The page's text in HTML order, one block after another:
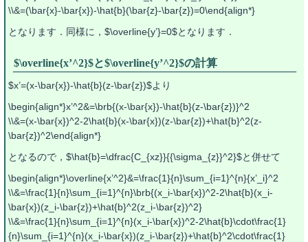
\\&=(\bar{x}-\bar{x})-\hat{b}(\bar{z}-\bar{z})=0\end{align*}
となります．同様に，$\overline{y’}=0$となります．
$\overline{x’^2}$と$\overline{y’^2}$の計算
$x’=(x-\bar{x})-\hat{b}(z-\bar{z})$より
\begin{align*}x’^2&=\brb{(x-\bar{x})-\hat{b}(z-\bar{z})}^2
\\&=(x-\bar{x})^2-2\hat{b}(x-\bar{x})(z-\bar{z})+\hat{b}^2(z-
\bar{z})^2\end{align*}
となるので，$\hat{b}=\dfrac{C_{xz}}{{\sigma_{z}}^2}$と併せて
\begin{align*}\overline{x’^2}&=\frac{1}{n}\sum_{i=1}^{n}{x’_i}^2
\\&=\frac{1}{n}\sum_{i=1}^{n}\brb{(x_i-\bar{x})^2-2\hat{b}(x_i-
\bar{x})(z_i-\bar{z})+\hat{b}^2(z_i-\bar{z})^2}
\\&=\frac{1}{n}\sum_{i=1}^{n}(x_i-\bar{x})^2-2\hat{b}\cdot\frac{1}
{n}\sum_{i=1}^{n}(x_i-\bar{x})(z_i-\bar{z})+\hat{b}^2\cdot\frac{1}